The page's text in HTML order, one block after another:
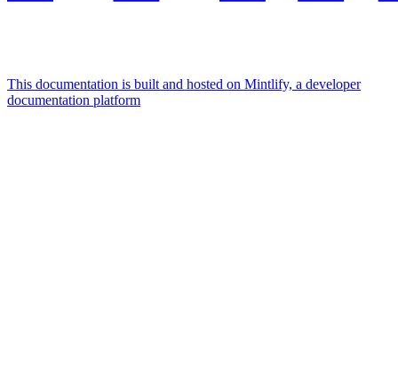
This documentation is built and hosted on Mintlify, a developer
documentation platform